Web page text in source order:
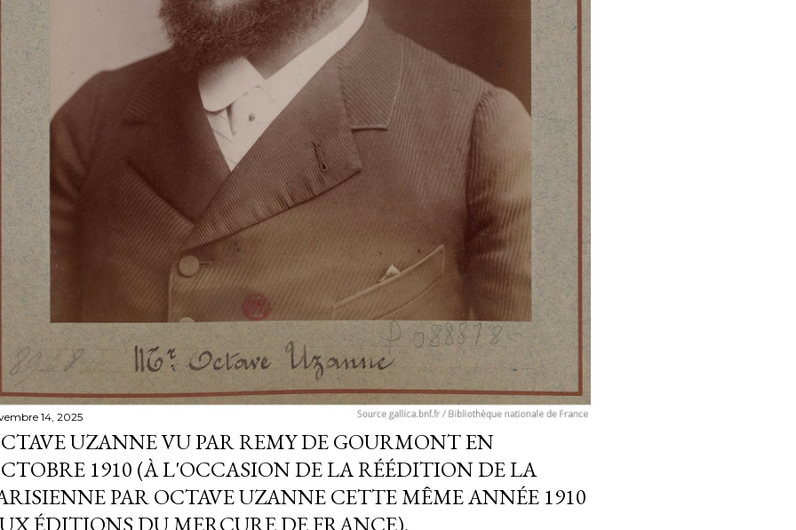
14, 2025
UZANNE VU PAR REMY DE GOURMONT EN
1910 (À L'OCCASION DE LA RÉÉDITION DE LA
PAR OCTAVE UZANNE CETTE MÊME ANNÉE 1910
ÉDITIONS DU MERCURE DE FRANCE).